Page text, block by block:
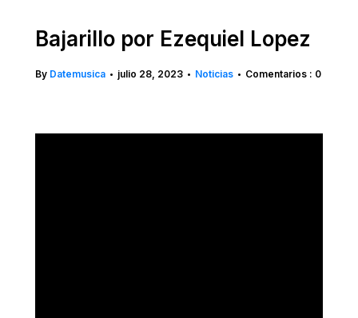
Bajarillo por Ezequiel Lopez
By Datemusica • julio 28, 2023 • Noticias • Comentarios : 0